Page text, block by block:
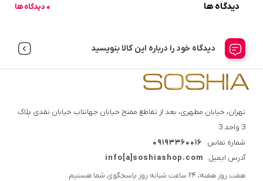
دیدگاه ها 0 دیدگاه ها
دیدگاه خود را درباره این کالا بنویسید
تهران، خیابان مطهری، بعد از تقاطع مفتح خیابان جهانتاب خیابان نقدی پلاک
3 واحد 3
شماره تماس
09193360016
آدرس ایمیل
info[a]soshiashop.com
هفت روز هفته، ۲۴ ساعت شبانه‌ روز پاسخگوی شما هستیم.